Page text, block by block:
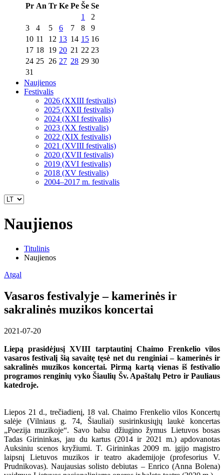
Pr An Tr Ke Pe Še Se
1
2
3
4 5 6 7 8
9
10 11 12 13 14 15 16
17 18 19 20 21 22 23
24 25 26 27 28 29 30
31
Naujienos
Festivalis
2026 (XXIII festivalis)
2025 (XXII festivalis)
2024 (XXI festivalis)
2023 (XX festivalis)
2022 (XIX festivalis)
2021 (XVIII festivalis)
2020 (XVII festivalis)
2019 (XVI festivalis)
2018 (XV festivalis)
2004–2017 m. festivalis
Naujienos
Titulinis
Naujienos
Atgal
Vasaros festivalyje – kamerinės ir
sakralinės muzikos koncertai
2021-07-20
Liepą prasidėjusį XVIII tarptautinį Chaimo Frenkelio vilos
vasaros festivalį šią savaitę tęsė net du renginiai – kamerinės ir
sakralinės muzikos koncertai. Pirmą kartą vienas iš festivalio
programos renginių vyko Šiaulių Šv. Apaštalų Petro ir Pauliaus
katedroje.
Liepos 21 d., trečiadienį, 18 val. Chaimo Frenkelio vilos Koncertų
salėje (Vilniaus g. 74, Šiauliai) susirinkusiųjų laukė koncertas
„Poezija muzikoje“. Savo balsu džiugino žymus Lietuvos bosas
Tadas Girininkas, jau du kartus (2014 ir 2021 m.) apdovanotas
Auksiniu scenos kryžiumi. T. Girininkas 2009 m. įgijo magistro
laipsnį Lietuvos muzikos ir teatro akademijoje (profesorius V.
Prudnikovas). Naujausias solisto debiutas – Enrico (Anna Bolena)